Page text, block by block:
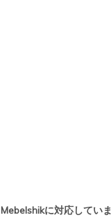
に対応していま